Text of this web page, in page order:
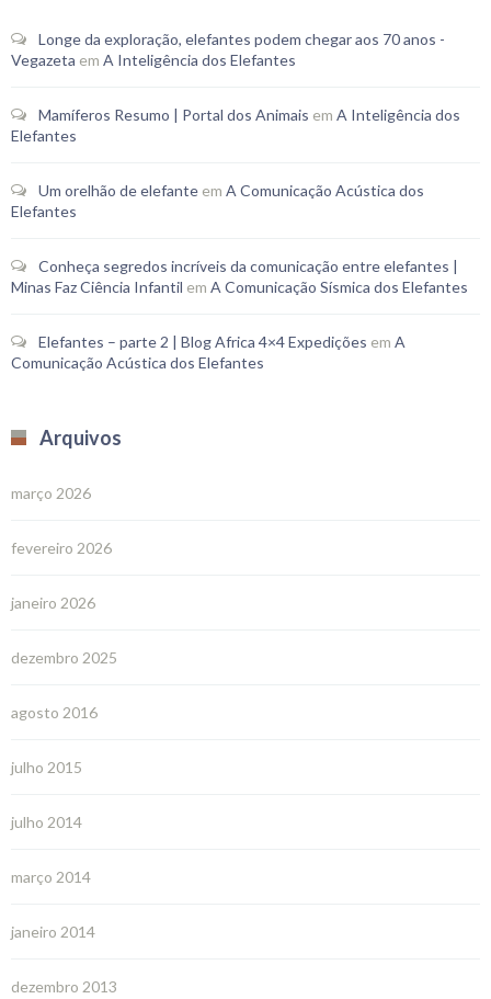
Longe da exploração, elefantes podem chegar aos 70 anos -
Vegazeta em A Inteligência dos Elefantes
Mamíferos Resumo | Portal dos Animais em A Inteligência dos
Elefantes
Um orelhão de elefante em A Comunicação Acústica dos
Elefantes
Conheça segredos incríveis da comunicação entre elefantes |
Minas Faz Ciência Infantil em A Comunicação Sísmica dos Elefantes
Elefantes – parte 2 | Blog Africa 4×4 Expedições em A
Comunicação Acústica dos Elefantes
Arquivos
março 2026
fevereiro 2026
janeiro 2026
dezembro 2025
agosto 2016
julho 2015
julho 2014
março 2014
janeiro 2014
dezembro 2013